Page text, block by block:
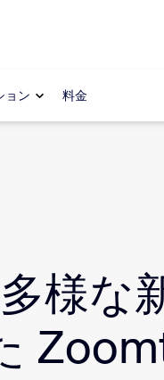
ョン 料金
電
様な